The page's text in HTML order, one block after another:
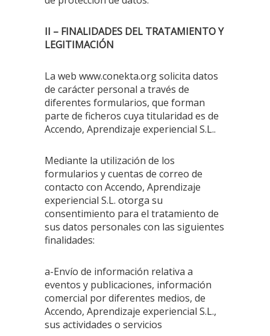
II – FINALIDADES DEL TRATAMIENTO Y
LEGITIMACIÓN
La web www.conekta.org solicita datos
de carácter personal a través de
diferentes formularios, que forman
parte de ficheros cuya titularidad es de
Accendo, Aprendizaje experiencial S.L..
Mediante la utilización de los
formularios y cuentas de correo de
contacto con Accendo, Aprendizaje
experiencial S.L. otorga su
consentimiento para el tratamiento de
sus datos personales con las siguientes
finalidades:
a-Envío de información relativa a
eventos y publicaciones, información
comercial por diferentes medios, de
Accendo, Aprendizaje experiencial S.L.,
sus actividades o servicios